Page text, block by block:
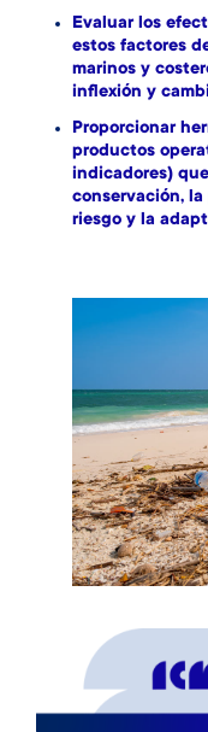
Evaluar los
estos factores
marinos y
inflexión y
Proporcionar
productos
indicadores)
conservación,
riesgo y la